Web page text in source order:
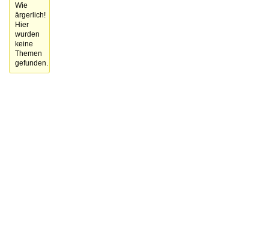
Wie
ärgerlich!
Hier
wurden
keine
Themen
gefunden.